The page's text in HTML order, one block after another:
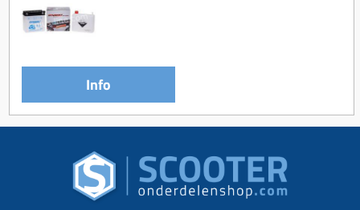
Info